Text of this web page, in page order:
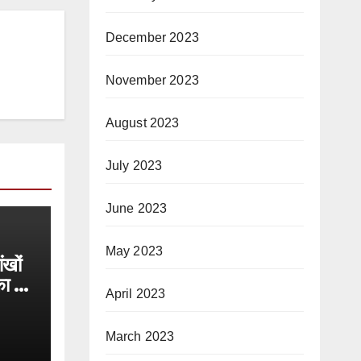
की
December 2023
November 2023
August 2023
July 2023
June 2023
May 2023
April 2023
March 2023